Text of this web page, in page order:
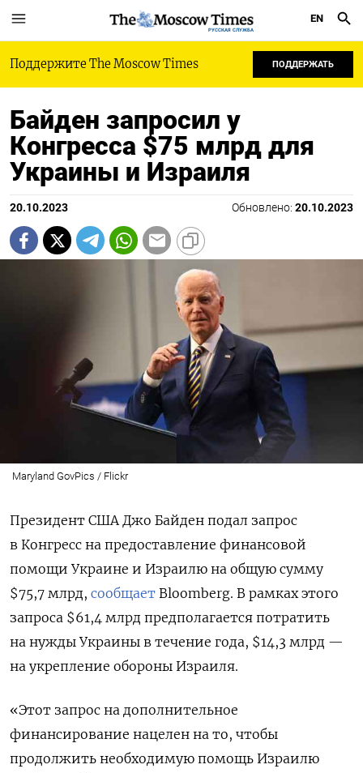
РУССКАЯ СЛУЖБА
EN
Поддержите The Moscow Times ПОДДЕРЖАТЬ
Байден запросил у
Конгресса $75 млрд для
Украины и Израиля
20.10.2023 Обновлено: 20.10.2023
Maryland GovPics / Flickr
Президент США Джо Байден подал запрос
в Конгресс на предоставление финансовой
помощи Украине и Израилю на общую сумму
$75,7 млрд, сообщает Bloomberg. В рамках этого
запроса $61,4 млрд предполагается потратить
на нужды Украины в течение года, $14,3 млрд —
на укрепление обороны Израиля.
«Этот запрос на дополнительное
финансирование нацелен на то, чтобы
продолжить необходимую помощь Израилю